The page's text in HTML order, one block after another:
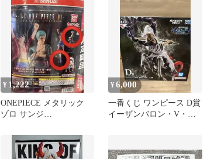
¥ 1,222
ONEPIECE メタリック
ゾロ サンジ
¥6,000
一番くじ ワンピース D賞
イーザンバロン・V・ナ